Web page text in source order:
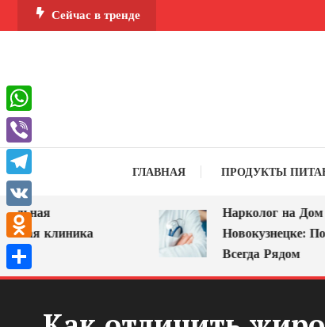
Перейти
к
Сейчас в тренде
ГЛАВНАЯ ПРОДУКТЫ
клиника
Нарколог на Дом в
Новокузнецке:
Всегда Рядом
WhatsApp
Viber
Telegram
VK
Odnoklassniki
Отправить